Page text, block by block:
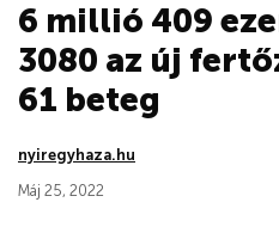
6 millió 409
3080 az új
61 beteg
nyiregyhaza.hu
Máj 25, 2022